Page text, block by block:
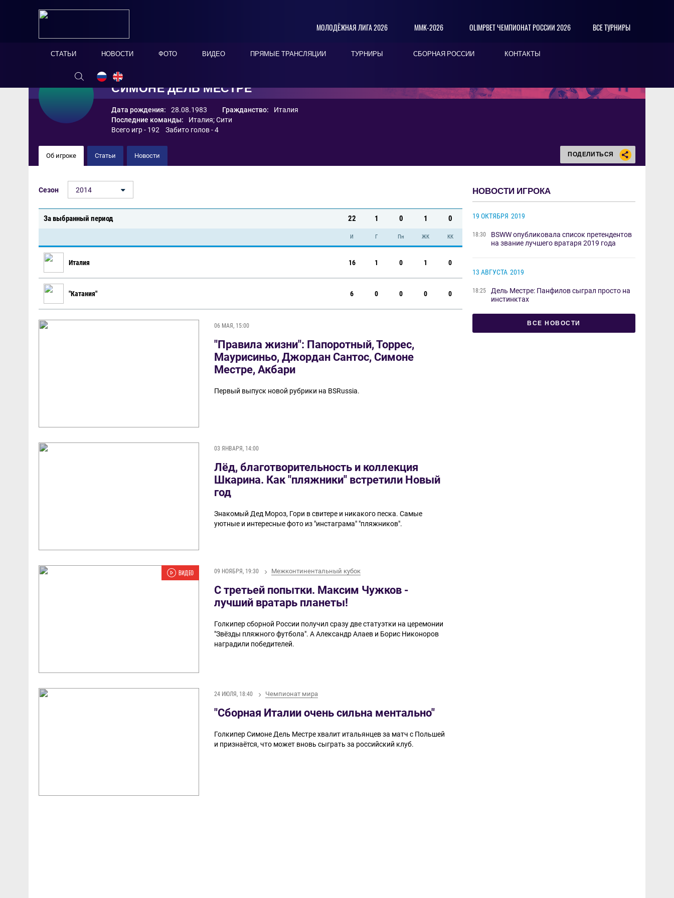
МОЛОДЁЖНАЯ ЛИГА 2026 ММК-2026 OLIMPBET ЧЕМПИОНАТ РОССИИ 2026 ВСЕ ТУРНИРЫ
СТАТЬИ НОВОСТИ ФОТО ВИДЕО ПРЯМЫЕ ТРАНСЛЯЦИИ ТУРНИРЫ СБОРНАЯ РОССИИ КОНТАКТЫ
СИМОНЕ ДЕЛЬ МЕСТРЕ
Дата рождения: 28.08.1983 Гражданство:
Италия
Последние команды:
Италия;Сити
Всего игр - 192 Забито голов - 4
Об игроке Статьи Новости ПОДЕЛИТЬСЯ
Сезон 2014
За выбранный период 22 1 0 1 0
И Г Пн ЖК КК
Италия 16 1 0 1 0
"Катания" 6 0 0 0 0
06 МАЯ, 15:00
"Правила жизни": Папоротный, Торрес,
Маурисиньо, Джордан Сантос, Симоне
Местре, Акбари
Первый выпуск новой рубрики на BSRussia.
03 ЯНВАРЯ, 14:00
Лёд, благотворительность и коллекция
Шкарина. Как "пляжники" встретили Новый
год
Знакомый Дед Мороз, Гори в свитере и никакого песка. Самые
уютные и интересные фото из "инстаграма" "пляжников".
ВИДЕО 09 НОЯБРЯ, 19:30 Межконтинентальный кубок
С третьей попытки. Максим Чужков -
лучший вратарь планеты!
Голкипер сборной России получил сразу две статуэтки на церемонии
"Звёзды пляжного футбола". А Александр Алаев и Борис Никоноров
наградили победителей.
24 ИЮЛЯ, 18:40 Чемпионат мира
"Сборная Италии очень сильна ментально"
Голкипер Симоне Дель Местре хвалит итальянцев за матч с Польшей
и признаётся, что может вновь сыграть за российский клуб.
НОВОСТИ ИГРОКА
19 ОКТЯБРЯ 2019
18:30
BSWW опубликовала список претендентов
на звание лучшего вратаря 2019 года
13 АВГУСТА 2019
18:25
Дель Местре: Панфилов сыграл просто на
инстинктах
ВСЕ НОВОСТИ